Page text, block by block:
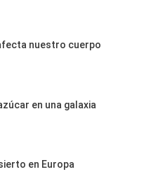
nuestro cuerpo
en una galaxia
en Europa